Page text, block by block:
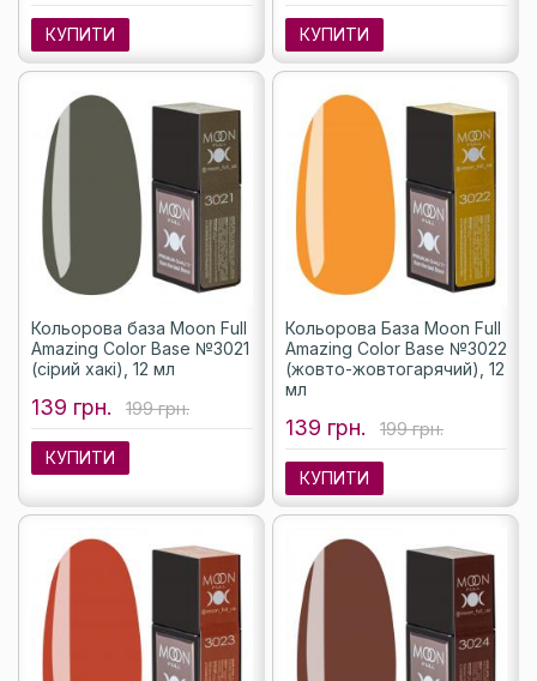
КУПИТИ КУПИТИ
Кольорова база Moon Full
Amazing Color Base №3021
(сірий хакі), 12 мл
139 грн. 199 грн.
КУПИТИ
Кольорова База Moon Full
Amazing Color Base №3022
(жовто-жовтогарячий), 12
мл
139 грн. 199 грн.
КУПИТИ